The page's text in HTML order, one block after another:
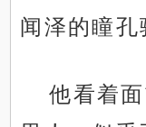
闻泽的瞳孔
他看着